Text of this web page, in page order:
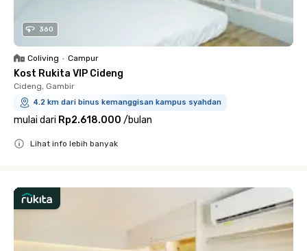
360
Coliving • Campur
Kost Rukita VIP Cideng
Cideng, Gambir
4.2 km dari binus kemanggisan kampus syahdan
mulai dari Rp2.618.000 /bulan
Lihat info lebih banyak